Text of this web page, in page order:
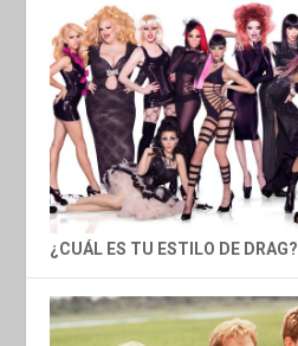
¿CUÁL ES TU ESTILO DE DRAG?